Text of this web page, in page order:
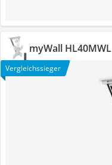
myWall HL40MWL
Vergleichssieger